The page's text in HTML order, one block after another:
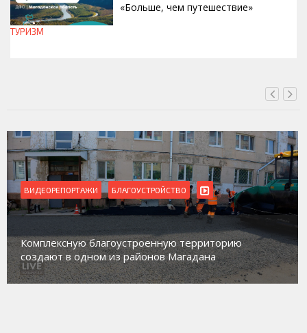
«Больше, чем путешествие»
ТУРИЗМ
ВИДЕОРЕПОРТАЖИ
Магадан присоединился к пилотному проекту по
работе с несовершеннолетними из групп
социального риска «Переправа»